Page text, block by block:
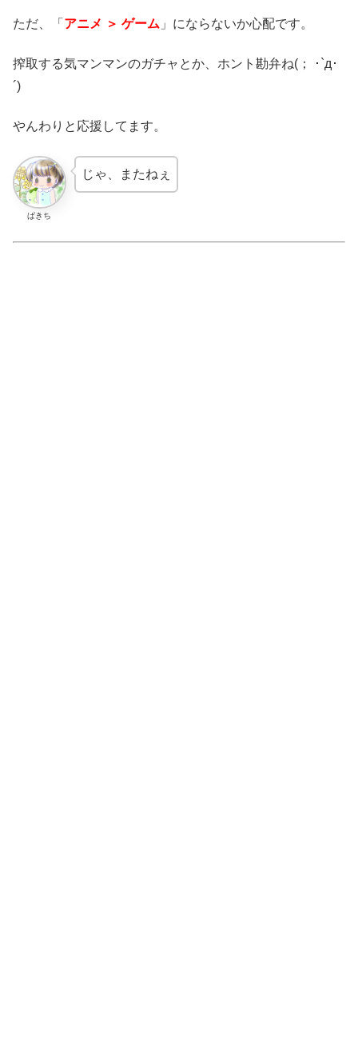
ただ、「 アニメ ＞ ゲーム 」にならないか心配です。
搾取する気マンマンのガチャとか、ホント勘弁ね(； ･`д･
´)
やんわりと応援してます。
ぱきち
じゃ、またねぇ